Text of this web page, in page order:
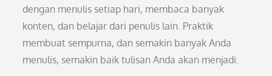
dengan menulis setiap hari, membaca banyak
konten, dan belajar dari penulis lain. Praktik
membuat sempurna, dan semakin banyak Anda
menulis, semakin baik tulisan Anda akan menjadi.